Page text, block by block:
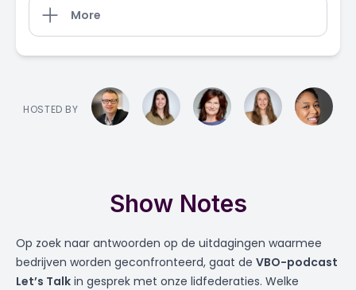
More
HOSTED BY
Show Notes
Op zoek naar antwoorden op de uitdagingen waarmee
bedrijven worden geconfronteerd, gaat de VBO-podcast
Let’s Talk in gesprek met onze lidfederaties. Welke